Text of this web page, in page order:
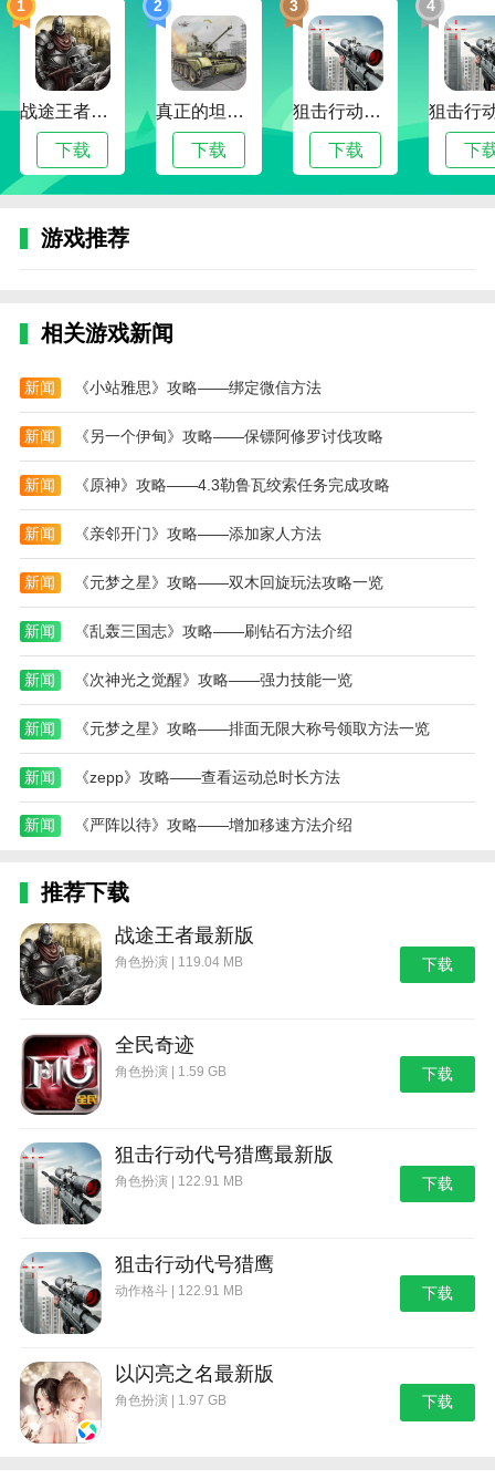
的好处。无论是使用换人系统避免技能伤害，保留主血
量，还是使用换人系统“拖CD”，都是不错的战术——被
换下的护导还是会慢慢还原他的CD，他可以熟练的通
过轮番上阵瞬间打出12技能的爆发性输出！无论最初的
素质如何，最终都可以成长为品质极其难得的顶级护理
师，所以可以放心大胆地培养自己喜欢的角色！
"妖精/[K2/]:激斗"还有更多战斗乐趣等你来解锁。快来
游戏功能
3D动作手游需要具备哪些要素才能玩的下去？拳拳到肉
效，缺一不可，在妖精/[k2/]: 激斗的过程中得到了淋漓
尽致的体现。在游戏中，玩家将操纵奥义书，玩很酷的
把戏，打败敌人。战斗流程一气呵成，打完后只想叫一
声“再来一个亿！”
[携手共战]
伙伴永远是姚伟凡剧里最深的羁绊，手游“/[k1/]/[k2/]:激
斗”也延续了同样的伙伴精神。在游戏中，没有所谓
的“废材将军”，每个照顾者都有自己的独门绝技。虽然
有等级差异，但是通过练习和训练，实力已经成为一个
标准。每个巫师都可以训练成玩家的“最强团队”，配合
团队组合技能打出高威力伤害，轻松树敌！
[极致3D画面体验]
得益于R&D团队对UNITY引擎的深度挖掘和打磨，妖
精/[k2/]:激斗创造性地提升了游戏画面:精致饱满的3D高
清建模、全视角的三维场景、高分辨率的战斗场景、实
边肖评估
作为一个热门IP，魏尧没有什么故事可讲。这款手游不
同于之前的IP手游，都是靠抽卡开发的。这是动作戏
+角色养成，更像是崩溃三，但是技能和战斗模式还原
的很好，玩起来很爽快。
更新日志
[重要更新]
1.1第14章至第20章增加了主级别。
1.2精英等级从第14章增加到第20章。
1.3冒险等级从35章增加到53章。
2.添加六魔将军检查站。
2.1 Lisa通关限制从10层扩展到100层。
2.2峰会通关限制由10层扩展至100层。
3.奈落宫检查站的扩建和调整。
1
战途王者最新版
下载
2
真正的坦克大战
下载
3
狙击行动代号猎鹰最新版
下载
4
下
游戏推荐
相关游戏新闻
新闻 《小站雅思》攻略——绑定微信方法
新闻 《另一个伊甸》攻略——保镖阿修罗讨伐攻略
新闻 《原神》攻略——4.3勒鲁瓦绞索任务完成攻略
新闻 《亲邻开门》攻略——添加家人方法
新闻 《元梦之星》攻略——双木回旋玩法攻略一览
新闻 《乱轰三国志》攻略——刷钻石方法介绍
新闻 《次神光之觉醒》攻略——强力技能一览
新闻 《元梦之星》攻略——排面无限大称号领取方法一览
新闻 《zepp》攻略——查看运动总时长方法
新闻 《严阵以待》攻略——增加移速方法介绍
推荐下载
战途王者最新版
角色扮演 | 119.04 MB 下载
全民奇迹
角色扮演 | 1.59 GB 下载
狙击行动代号猎鹰最新版
角色扮演 | 122.91 MB 下载
狙击行动代号猎鹰
动作格斗 | 122.91 MB 下载
以闪亮之名最新版
角色扮演 | 1.97 GB 下载